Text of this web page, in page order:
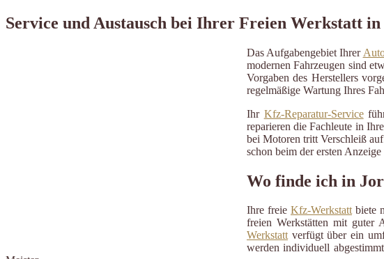
Service und Austausch bei Ihrer Freien Werkstatt
Das Aufgabengebiet Ihrer
modernen Fahrzeugen sind
Vorgaben des Herstellers
regelmäßige Wartung Ihres
Ihr Kfz-Reparatur-Service
reparieren die Fachleute in
bei Motoren tritt Verschleiß
schon beim der ersten
Wo finde ich in
Ihre freie Kfz-Werkstattbiete
freien Werkstätten mit guter
Werkstattverfügt über ein
werden individuell